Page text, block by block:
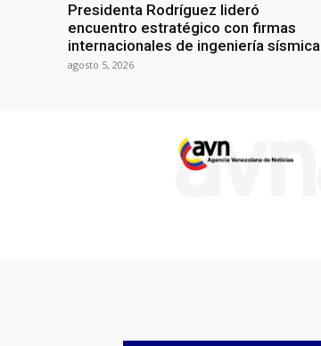
Presidenta Rodríguez lideró
encuentro estratégico con firmas
internacionales de ingeniería sísmica
agosto 5, 2026